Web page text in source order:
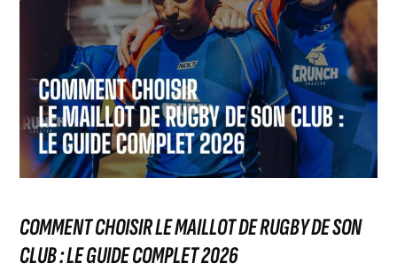
COMMENT CHOISIR LE MAILLOT DE RUGBY DE SON
CLUB : LE GUIDE COMPLET 2026